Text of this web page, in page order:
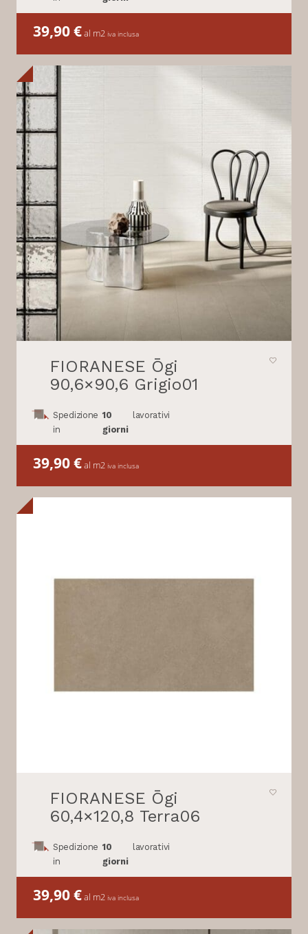
39,90€al m2 iva inclusa
FIORANESE Ōgi
90,6×90,6 Grigio01
Spedizione
in
10
giorni
lavorativi
39,90€al m2 iva inclusa
FIORANESE Ōgi
60,4×120,8 Terra06
Spedizione
in
10
giorni
lavorativi
39,90€al m2 iva inclusa